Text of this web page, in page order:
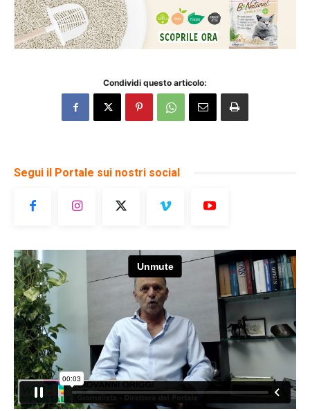
Condividi questo articolo:
Segui il Portale sui nostri social